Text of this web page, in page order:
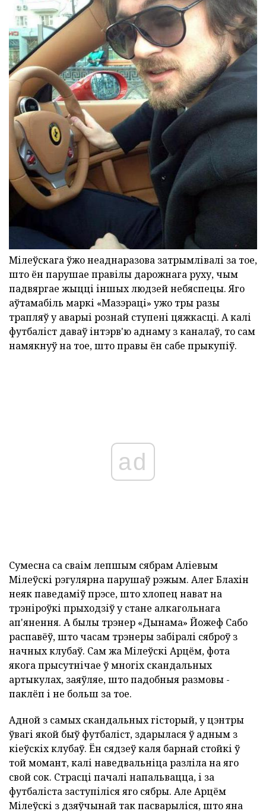
Мілеўскага ўжо неаднаразова затрымлівалі за тое,
што ён парушае правілы дарожнага руху, чым
падвяргае жыцці іншых людзей небяспецы. Яго
аўтамабіль маркі «Мазэраці» ужо тры разы
трапляў у аварыі рознай ступені цяжкасці. А калі
футбаліст даваў інтэрв'ю аднаму з каналаў, то сам
намякнуў на тое, што правы ён сабе прыкупіў.
ad
Сумесна са сваім лепшым сябрам Аліевым
Мілеўскі рэгулярна парушаў рэжым. Алег Блахін
неяк паведаміў прэсе, што хлопец нават на
трэніроўкі прыходзіў у стане алкагольнага
ап'янення. А былы трэнер «Дынама» Йожеф Сабо
распавёў, што часам трэнеры забіралі сяброў з
начных клубаў. Сам жа Мілеўскі Арцём, фота
якога прысутнічае ў многіх скандальных
артыкулах, заяўляе, што падобныя размовы -
паклёп і не больш за тое.
Адной з самых скандальных гісторый, у цэнтры
ўвагі якой быў футбаліст, здарылася ў адным з
кіеўскіх клубаў. Ён сядзеў каля барнай стойкі ў
той момант, калі наведвальніца разліла на яго
свой сок. Страсці пачалі напальвацца, і за
футбаліста заступіліся яго сябры. Але Арцём
Мілеўскі з дзяўчынай так пасварыліся, што яна